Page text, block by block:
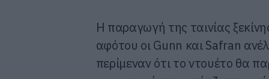
Η παραγωγή της ταινίας
αφότου οι Gunn και Safran
περίμεναν ότι το ντουέτο θα